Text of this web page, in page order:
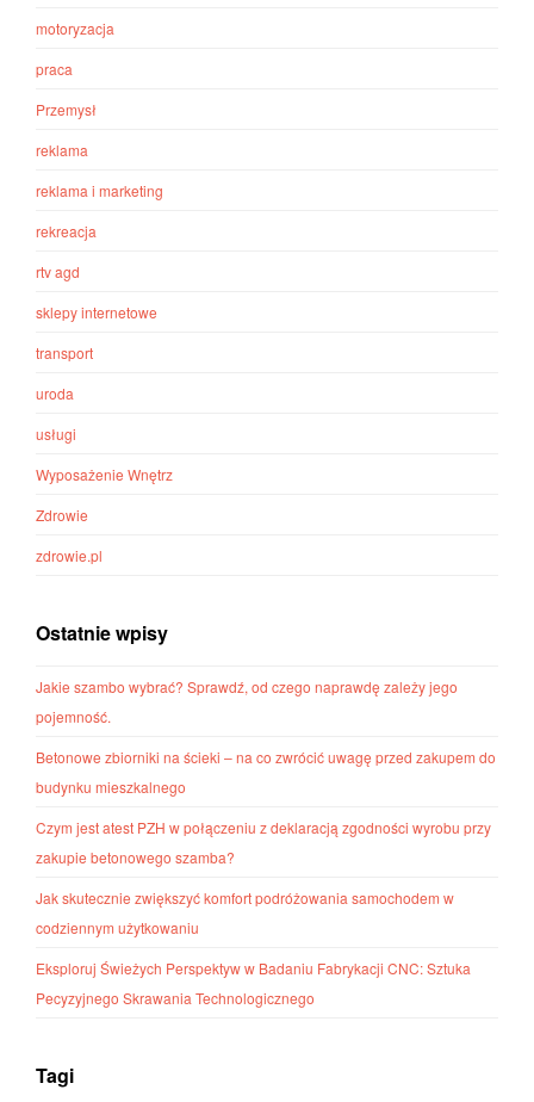
motoryzacja
praca
Przemysł
reklama
reklama i marketing
rekreacja
rtv agd
sklepy internetowe
transport
uroda
usługi
Wyposażenie Wnętrz
Zdrowie
zdrowie.pl
Ostatnie wpisy
Jakie szambo wybrać? Sprawdź, od czego naprawdę zależy jego
pojemność.
Betonowe zbiorniki na ścieki – na co zwrócić uwagę przed zakupem do
budynku mieszkalnego
Czym jest atest PZH w połączeniu z deklaracją zgodności wyrobu przy
zakupie betonowego szamba?
Jak skutecznie zwiększyć komfort podróżowania samochodem w
codziennym użytkowaniu
Eksploruj Świeżych Perspektyw w Badaniu Fabrykacji CNC: Sztuka
Pecyzyjnego Skrawania Technologicznego
Tagi